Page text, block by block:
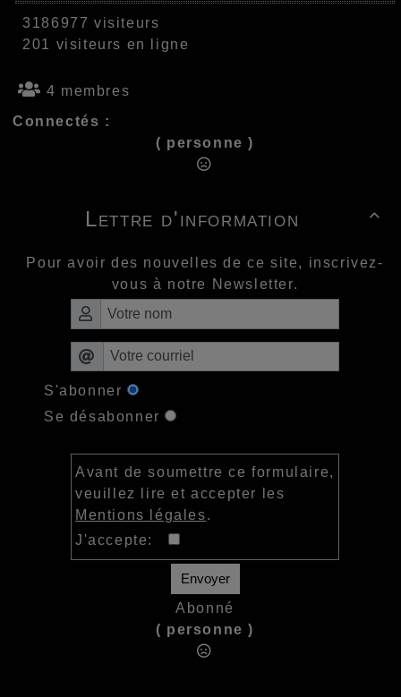
3186977 visiteurs
201 visiteurs en ligne
4 membres
Connectés :
( personne )

Lettre d'information
Pour avoir des nouvelles de ce site, inscrivez-
vous à notre Newsletter.
S'abonner
Se désabonner
Avant de soumettre ce formulaire,
veuillez lire et accepter les
Mentions légales.
J'accepte:
Envoyer
Abonné
( personne )